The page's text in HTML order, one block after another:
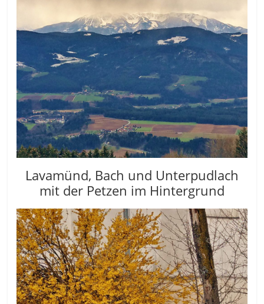
Lavamünd, Bach und Unterpudlach
mit der Petzen im Hintergrund